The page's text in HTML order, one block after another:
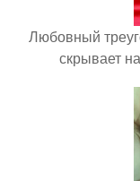
Любовный
скрывает